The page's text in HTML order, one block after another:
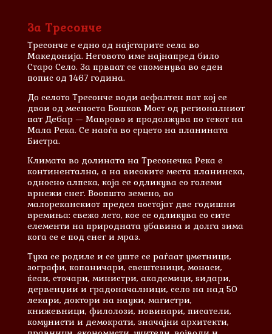
За Тресонче
Тресонче е едно од најстарите села во
Македонија. Неговото име најнапред било
Старо Село. За првпат се споменува во еден
попис од 1467 година.
До селото Тресонче води асфалтен пат кој се
двои од месноста Бошков Мост од регионалниот
пат Дебар — Маврово и продолжува по текот на
Мала Река. Се наоѓа во срцето на планината
Бистра.
Климата во долината на Тресонечка Река е
континентална, а на високите места планинска,
односно алпска, која се одликува со големи
врнежи снег. Воопшто земено, во
малореканскиот предел постојат две годишни
времиња: свежо лето, кое се одликува со сите
елементи на природната убавина и долга зима
кога се е под снег и мраз.
Тука се родиле и сe уште се раѓаат уметници,
зографи, копаничари, свештеници, монаси,
ќеаи, сточари, министри, академици, ѕидари,
дервенџии и градоначалници, село на над 50
лекари, доктори на науки, магистри,
книжевници, филолози, новинари, писатели,
комунисти и демократи, значајни архитекти,